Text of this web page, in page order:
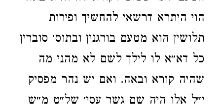
הוי היתרא דרשאי להחשיך ופירות
תלושין הוא מטעם בורגנין ובתוס׳ סוברין
כל דא״א לו לילך לשם לא מהני מה
שהיה קורא ובאה. ואם יש נהר מפסיק
י״ל אלו היה שם גשר עסי׳ של״ט מ״ש